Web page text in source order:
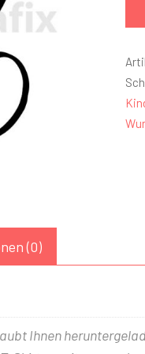
(0)
Ihnen